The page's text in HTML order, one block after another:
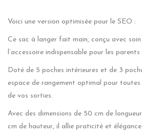
Voici une version optimisée pour le SEO :
Ce sac à langer fait main, conçu avec
l’accessoire indispensable pour les parents
Doté de 5 poches intérieures et de 3
espace de rangement optimal pour
de vos sorties.
Avec des dimensions de 50 cm de
cm de hauteur, il allie praticité et élégance.